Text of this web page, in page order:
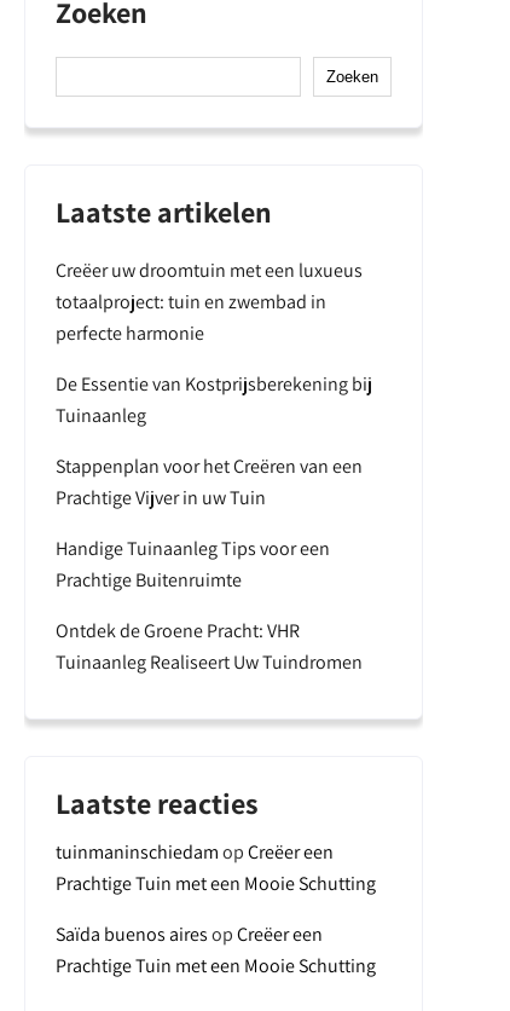
Zoeken
Zoeken
Laatste artikelen
Creëer uw droomtuin met een luxueus
totaalproject: tuin en zwembad in
perfecte harmonie
De Essentie van Kostprijsberekening bij
Tuinaanleg
Stappenplan voor het Creëren van een
Prachtige Vijver in uw Tuin
Handige Tuinaanleg Tips voor een
Prachtige Buitenruimte
Ontdek de Groene Pracht: VHR
Tuinaanleg Realiseert Uw Tuindromen
Laatste reacties
tuinmaninschiedamopCreëer een
Prachtige Tuin met een Mooie Schutting
Saïda buenos airesopCreëer een
Prachtige Tuin met een Mooie Schutting